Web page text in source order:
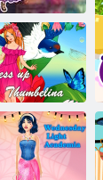
エンカントの
塗り絵
サンブリーナ
をドレスアッ
プします